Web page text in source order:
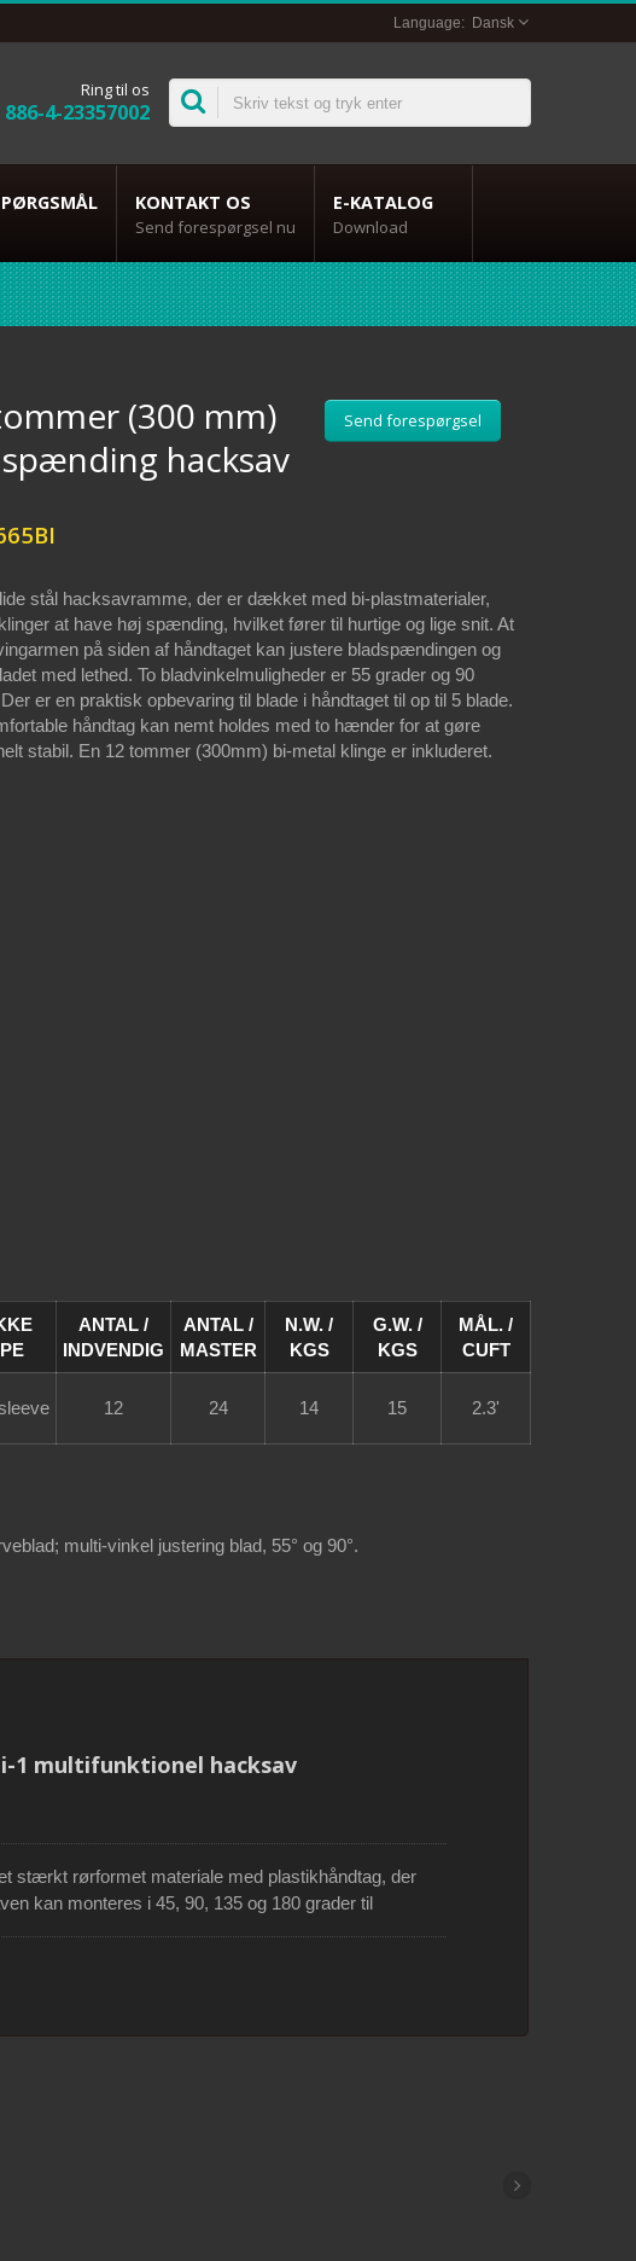
Dansk
Ring til os
886-4-23357002
KONTAKT OS
Send forespørgsel nu
E-KATALOG
Download
Send forespørgsel
(300 mm)
hacksav
stål hacksavramme, der er dækket med bi-plastmaterialer,
at have høj spænding, hvilket fører til hurtige og lige snit. At
på siden af håndtaget kan justere bladspændingen og
med lethed. To bladvinkelmuligheder er 55 grader og 90
er en praktisk opbevaring til blade i håndtaget til op til 5 blade.
håndtag kan nemt holdes med to hænder for at gøre
stabil. En 12 tommer (300mm) bi-metal klinge er inkluderet.
ANTAL /
INDVENDIG
ANTAL /
MASTER
N.W. /
KGS
G.W. /
KGS
MÅL. /
CUFT
12 24 14 15 2.3'
multi-vinkel justering blad, 55° og 90°.
1 multifunktionel hacksav
stærkt rørformet materiale med plastikhåndtag, der
kan monteres i 45, 90, 135 og 180 grader til